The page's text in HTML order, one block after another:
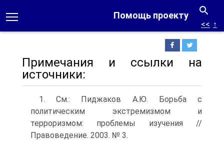
Помощь проекту
<< ↑
Примечания и ссылки на
источники:
1. См.: Пиджаков А.Ю. Борьба с
политическим экстремизмом и
терроризмом: проблемы изучения //
Правоведение. 2003. № 3.